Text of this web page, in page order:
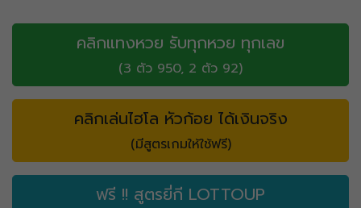
คลิกแทงหวย รับทุกหวย ทุกเลข
(3 ตัว 950, 2 ตัว 92)
คลิกเล่นไฮโล หัวก้อย ได้เงินจริง
(มีสูตรเกมให้ใช้ฟรี)
ฟรี !! สูตรยี่กี LOTTOUP